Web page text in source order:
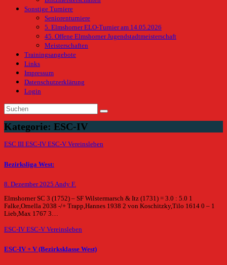
Sonstige Turniere
Seniorenturniere
5. Elmshorner ELO-Turnier am 14.05.2026
45. Offene Elmshorner Jugendstadtmeisterschaft
Meisterschaften
Trainingsangebote
Links
Impressum
Datenschutzerklärung
Login
Kategorie: ESC-IV
ESC III ESC-IV ESC-V Vereinsleben
Bezirksliga West:
8. Dezember 2025 Andy F.
Elmshorner SC 3 (1752) – SF Wilstermarsch & Itz (1731) = 3.0 : 5.0 1
Falke,Ornella 2038 -/+ Trapp,Hannes 1938 2 von Koschitzky,Tilo 1614 0 – 1
Lieb,Max 1767 3…
ESC-IV ESC-V Vereinsleben
ESC-IV + V (Bezirksklasse West)